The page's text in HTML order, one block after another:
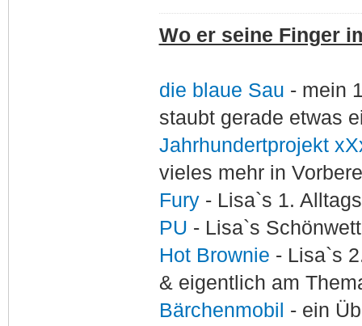
Wo er seine Finger
die blaue Sau - mein
staubt gerade etwas
Jahrhundertprojekt
vieles mehr in
Fury - Lisa`s 1.
PU - Lisa`s
Hot Brownie - Lisa`s
& eigentlich am
Bärchenmobil - ein